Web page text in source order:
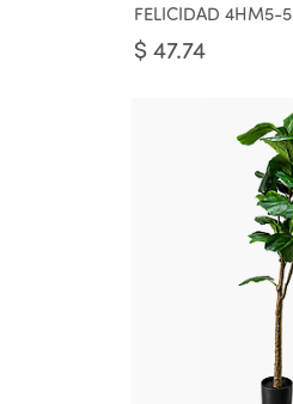
FELICIDAD 4HM5-5
$ 47.74